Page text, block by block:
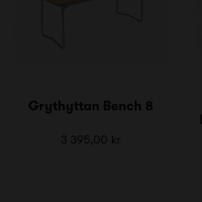
Grythyttan Bench 8
3 395,00 kr